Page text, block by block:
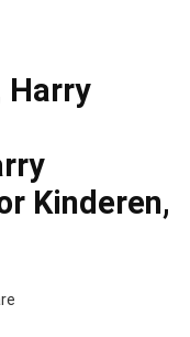
Harry
Kinderen,